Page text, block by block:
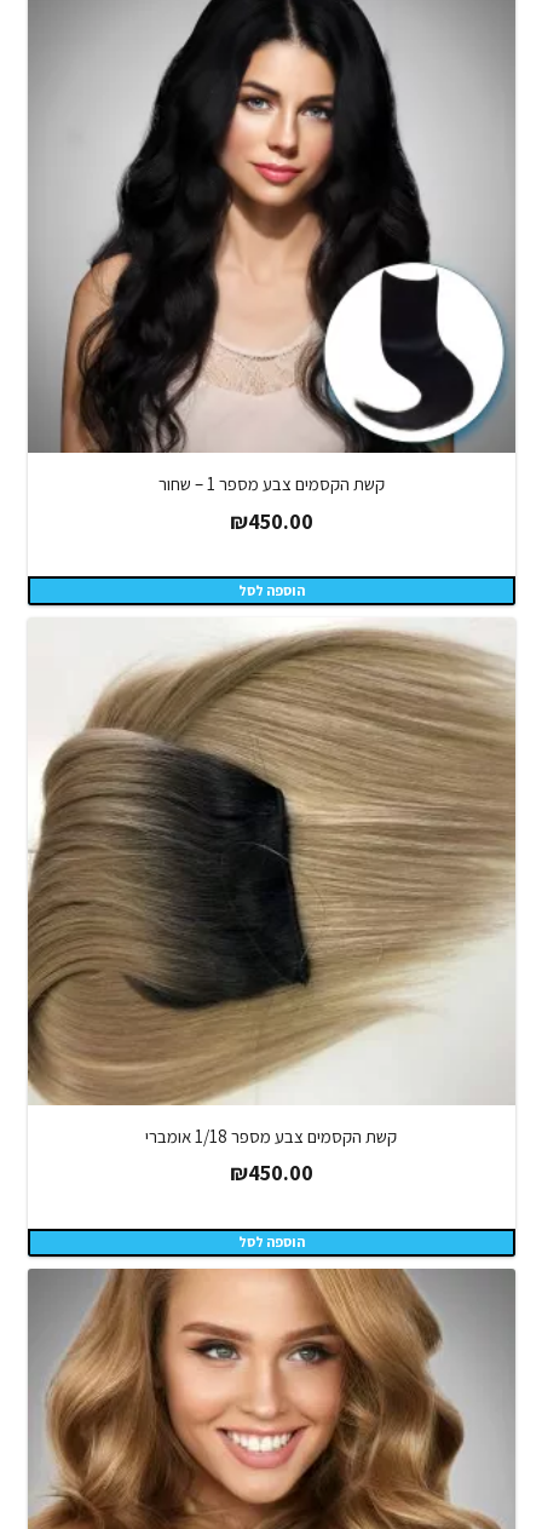
קשת הקסמים צבע מספר 1 – שחור
₪450.00
הוספה לסל
קשת הקסמים צבע מספר 1/18 אומברי
₪450.00
הוספה לסל